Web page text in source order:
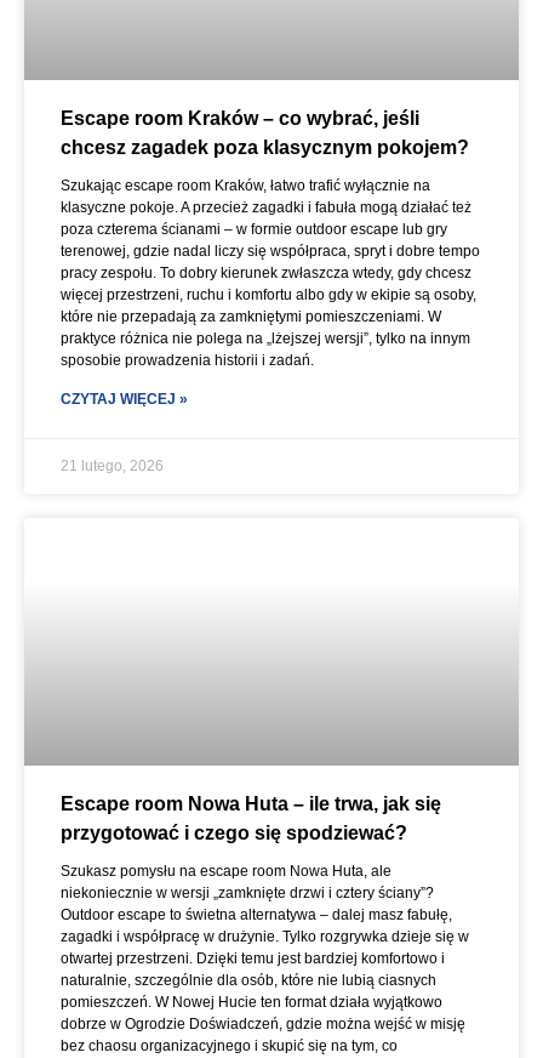
Escape room Kraków – co wybrać, jeśli
chcesz zagadek poza klasycznym pokojem?
Szukając escape room Kraków, łatwo trafić wyłącznie na
klasyczne pokoje. A przecież zagadki i fabuła mogą działać też
poza czterema ścianami – w formie outdoor escape lub gry
terenowej, gdzie nadal liczy się współpraca, spryt i dobre tempo
pracy zespołu. To dobry kierunek zwłaszcza wtedy, gdy chcesz
więcej przestrzeni, ruchu i komfortu albo gdy w ekipie są osoby,
które nie przepadają za zamkniętymi pomieszczeniami. W
praktyce różnica nie polega na „lżejszej wersji”, tylko na innym
sposobie prowadzenia historii i zadań.
CZYTAJ WIĘCEJ »
21 lutego, 2026
Escape room Nowa Huta – ile trwa, jak się
przygotować i czego się spodziewać?
Szukasz pomysłu na escape room Nowa Huta, ale
niekoniecznie w wersji „zamknięte drzwi i cztery ściany”?
Outdoor escape to świetna alternatywa – dalej masz fabułę,
zagadki i współpracę w drużynie. Tylko rozgrywka dzieje się w
otwartej przestrzeni. Dzięki temu jest bardziej komfortowo i
naturalnie, szczególnie dla osób, które nie lubią ciasnych
pomieszczeń. W Nowej Hucie ten format działa wyjątkowo
dobrze w Ogrodzie Doświadczeń, gdzie można wejść w misję
bez chaosu organizacyjnego i skupić się na tym, co